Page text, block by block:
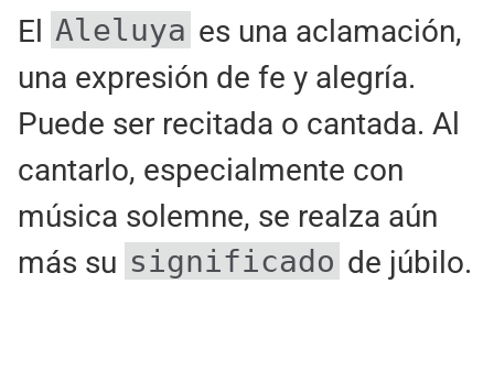
El Aleluya es una aclamación,
una expresión de fe y alegría.
Puede ser recitada o cantada. Al
cantarlo, especialmente con
música solemne, se realza aún
más su significado de júbilo.